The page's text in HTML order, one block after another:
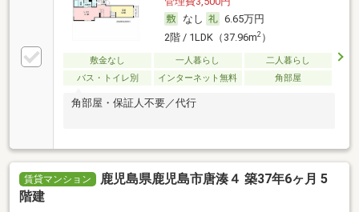
なし
6.65万円
2階 / 1LDK（37.96m2）
敷金なし 一人暮らし
二人暮らし
バス・トイレ別
インターネット無料 角部屋
角部屋・保証人不要／代行
賃貸マンション
鹿児島県鹿児島市唐湊４ 築37年6ヶ月 5
階建